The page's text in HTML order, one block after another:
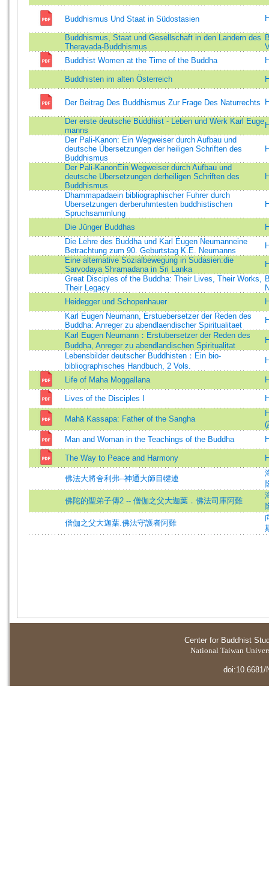
Buddhismus Und Staat in Südostasien
Buddhismus, Staat und Gesellschaft in den Landern des
Theravada-Buddhismus
Buddhist Women at the Time of the Buddha
Buddhisten im alten Österreich
Der Beitrag Des Buddhismus Zur Frage Des Naturrechts
Der erste deutsche Buddhist - Leben und Werk Karl Euge
manns
Der Pali-Kanon: Ein Wegweiser durch Aufbau und
deutsche Übersetzungen der heiligen Schriften des
Buddhismus
Der Pali-KanonEin Wegweiser durch Aufbau und
deutsche Ubersetzungen derheiligen Schriften des
Buddhismus
Dhammapadaein bibliographischer Fuhrer durch
Ubersetzungen derberuhmtesten buddhistischen
Spruchsammlung
Die Jünger Buddhas
Die Lehre des Buddha und Karl Eugen Neumanneine
Betrachtung zum 90. Geburtstag K.E. Neumanns
Eine alternative Sozialbewegung in Sudasien:die
Sarvodaya Shramadana in Sri Lanka
Great Disciples of the Buddha: Their Lives, Their Works,
Their Legacy
Heidegger und Schopenhauer
Karl Eugen Neumann, Erstuebersetzer der Reden des
Buddha: Anreger zu abendlaendischer Spiritualitaet
Karl Eugen Neumann：Erstubersetzer der Reden des
Buddha, Anreger zu abendlandischen Spiritualitat
Lebensbilder deutscher Buddhisten：Ein bio-
bibliographisches Handbuch, 2 Vols.
Life of Maha Moggallana
Lives of the Disciples I
Mahā Kassapa: Father of the Sangha
(
Man and Woman in the Teachings of the Buddha
The Way to Peace and Harmony
佛法大將舍利弗--神通大師目犍連
佛陀的聖弟子傳2 -- 僧伽之父大迦葉．佛法司庫阿難
僧伽之父大迦葉.佛法守護者阿難
Center for Buddhist
National Taiwan
doi:10.6681/